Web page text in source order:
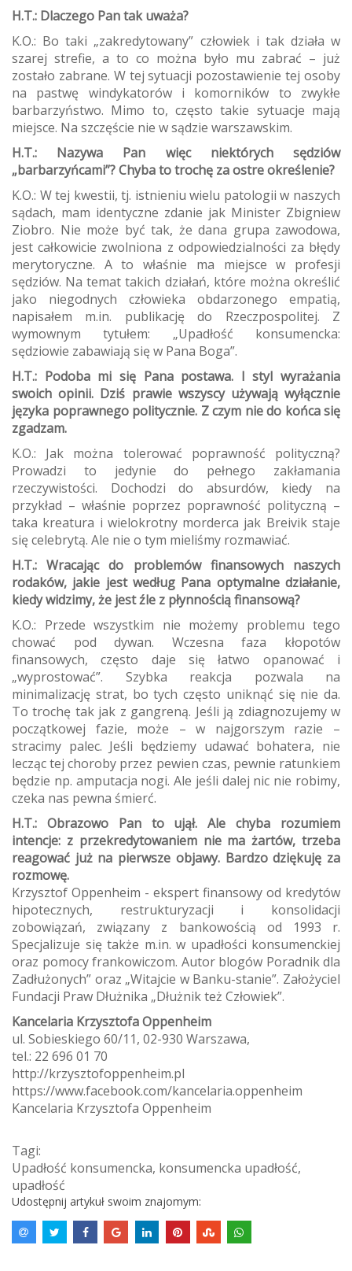
H.T.: Dlaczego Pan tak uważa?
K.O.: Bo taki „zakredytowany” człowiek i tak działa w
szarej strefie, a to co można było mu zabrać – już
zostało zabrane. W tej sytuacji pozostawienie tej osoby
na pastwę windykatorów i komorników to zwykłe
barbarzyństwo. Mimo to, często takie sytuacje mają
miejsce. Na szczęście nie w sądzie warszawskim.
H.T.: Nazywa Pan więc niektórych sędziów
„barbarzyńcami”? Chyba to trochę za ostre określenie?
K.O.: W tej kwestii, tj. istnieniu wielu patologii w naszych
sądach, mam identyczne zdanie jak Minister Zbigniew
Ziobro. Nie może być tak, że dana grupa zawodowa,
jest całkowicie zwolniona z odpowiedzialności za błędy
merytoryczne. A to właśnie ma miejsce w profesji
sędziów. Na temat takich działań, które można określić
jako niegodnych człowieka obdarzonego empatią,
napisałem m.in. publikację do Rzeczpospolitej. Z
wymownym tytułem: „Upadłość konsumencka:
sędziowie zabawiają się w Pana Boga”.
H.T.: Podoba mi się Pana postawa. I styl wyrażania
swoich opinii. Dziś prawie wszyscy używają wyłącznie
języka poprawnego politycznie. Z czym nie do końca się
zgadzam.
K.O.: Jak można tolerować poprawność polityczną?
Prowadzi to jedynie do pełnego zakłamania
rzeczywistości. Dochodzi do absurdów, kiedy na
przykład – właśnie poprzez poprawność polityczną –
taka kreatura i wielokrotny morderca jak Breivik staje
się celebrytą. Ale nie o tym mieliśmy rozmawiać.
H.T.: Wracając do problemów finansowych naszych
rodaków, jakie jest według Pana optymalne działanie,
kiedy widzimy, że jest źle z płynnością finansową?
K.O.: Przede wszystkim nie możemy problemu tego
chować pod dywan. Wczesna faza kłopotów
finansowych, często daje się łatwo opanować i
„wyprostować”. Szybka reakcja pozwala na
minimalizację strat, bo tych często uniknąć się nie da.
To trochę tak jak z gangreną. Jeśli ją zdiagnozujemy w
początkowej fazie, może – w najgorszym razie –
stracimy palec. Jeśli będziemy udawać bohatera, nie
lecząc tej choroby przez pewien czas, pewnie ratunkiem
będzie np. amputacja nogi. Ale jeśli dalej nic nie robimy,
czeka nas pewna śmierć.
H.T.: Obrazowo Pan to ujął. Ale chyba rozumiem
intencje: z przekredytowaniem nie ma żartów, trzeba
reagować już na pierwsze objawy. Bardzo dziękuję za
rozmowę.
Krzysztof Oppenheim - ekspert finansowy od kredytów
hipotecznych, restrukturyzacji i konsolidacji
zobowiązań, związany z bankowością od 1993 r.
Specjalizuje się także m.in. w upadłości konsumenckiej
oraz pomocy frankowiczom. Autor blogów Poradnik dla
Zadłużonych” oraz „Witajcie w Banku-stanie”. Założyciel
Fundacji Praw Dłużnika „Dłużnik też Człowiek”.
Kancelaria Krzysztofa Oppenheim
ul. Sobieskiego 60/11, 02-930 Warszawa,
tel.: 22 696 01 70
http://krzysztofoppenheim.pl
https://www.facebook.com/kancelaria.oppenheim
Kancelaria Krzysztofa Oppenheim
Tagi:
Upadłość konsumencka, konsumencka upadłość,
upadłość
Udostępnij artykuł swoim znajomym: